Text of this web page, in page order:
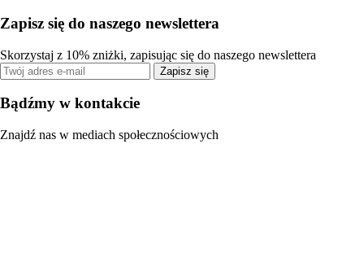
Zapisz się do naszego newslettera
Skorzystaj z 10% zniżki, zapisując się do naszego newslettera
Zapisz się
Bądźmy w kontakcie
Znajdź nas w mediach społecznościowych